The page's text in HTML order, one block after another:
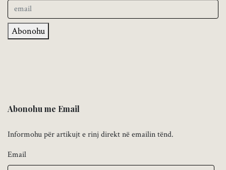
Abonohu
Abonohu me Email
Informohu për artikujt e rinj direkt në emailin tënd.
Email